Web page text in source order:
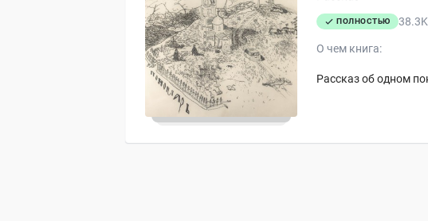
ПОЛНОСТЬЮ 38.3K
О чем книга:
Рассказ об одном